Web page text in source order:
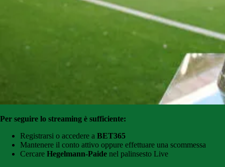
Per seguire lo streaming è sufficiente:
Registrarsi o accedere a BET365
Mantenere il conto attivo oppure effettuare una scommessa
Cercare Hegelmann-Paide nel palinsesto Live